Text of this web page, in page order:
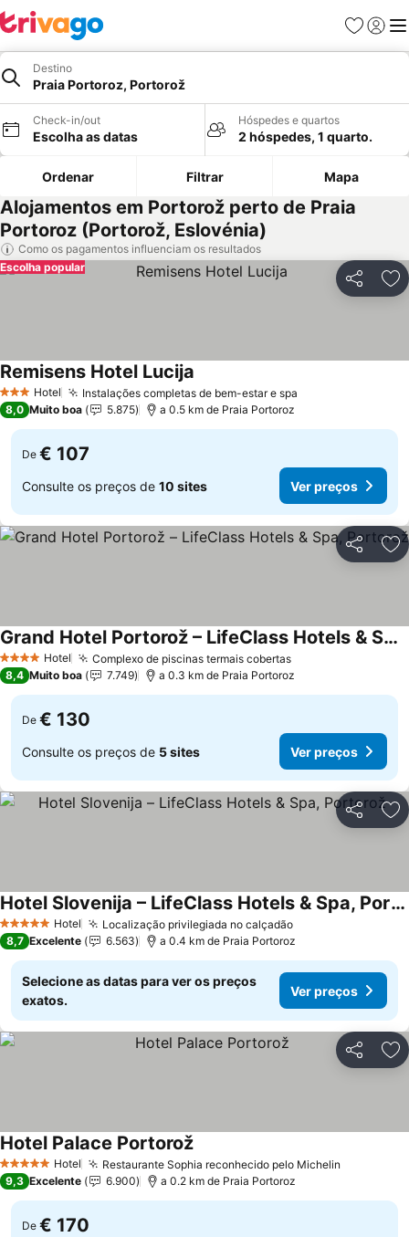
Favoritos
Iniciar
Destino
Praia Portoroz, Portorož
Check-in/out
Escolha as datas
Hóspedes e quartos
2 hóspedes, 1 quarto.
Ordenar Filtrar Mapa
Alojamentos em Portorož perto de Praia
Portoroz (Portorož, Eslovénia)
Como os pagamentos influenciam os resultados
Partilhar
Escolha popular
3 EstrelasHotel Instalações completas de bem-estar e spa
Remisens Hotel Lucija
8,0 Muito boa 5.875 a 0.5 km de Praia Portoroz
De € 107
Consulte os preços de 10 sites Ver preços
Partilhar
4 EstrelasHotel Complexo de piscinas termais cobertas
Grand Hotel Portorož – LifeClass Hotels & Spa, Portorož
8,4 Muito boa 7.749 a 0.3 km de Praia Portoroz
De € 130
Consulte os preços de 5 sites Ver preços
Partilhar
5 Estrelas Hotel Localização privilegiada no calçadão
Hotel Slovenija – LifeClass Hotels & Spa, Portorož
8,7 Excelente 6.563 a 0.4 km de Praia Portoroz
Selecione as datas para ver os preços
exatos.
Ver preços
Partilhar
5 Estrelas Hotel Restaurante Sophia reconhecido pelo Michelin
Hotel Palace Portorož
9,3 Excelente 6.900 a 0.2 km de Praia Portoroz
De € 170